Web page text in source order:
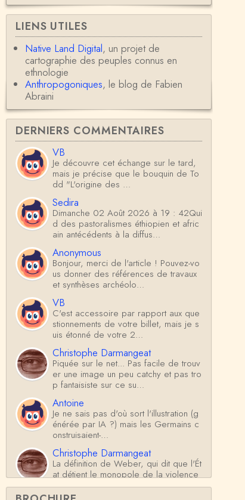
LIENS UTILES
Native Land Digital, un projet de
cartographie des peuples connus en
ethnologie
Anthropogoniques, le blog de Fabien
Abraini
DERNIERS COMMENTAIRES
VB
Je découvre cet échange sur le tard,
mais je précise que le bouquin de To
dd "L'origine des …
Sedira
Dimanche 02 Août 2026 à 19 : 42Qui
d des pastoralismes éthiopien et afric
ain antécédents à la diffus…
Anonymous
Bonjour, merci de l'article ! Pouvez-vo
us donner des références de travaux
et synthèses archéolo…
VB
C'est accessoire par rapport aux que
stionnements de votre billet, mais je s
uis étonné de votre 2…
Christophe Darmangeat
Piquée sur le net... Pas facile de trouv
er une image un peu catchy et pas tro
p fantaisiste sur ce su…
Antoine
Je ne sais pas d'où sort l'illustration (g
énérée par IA ?) mais les Germains c
onstruisaient-…
Christophe Darmangeat
La définition de Weber, qui dit que l'Ét
at détient le monopole de la violence
*légitime* répond …